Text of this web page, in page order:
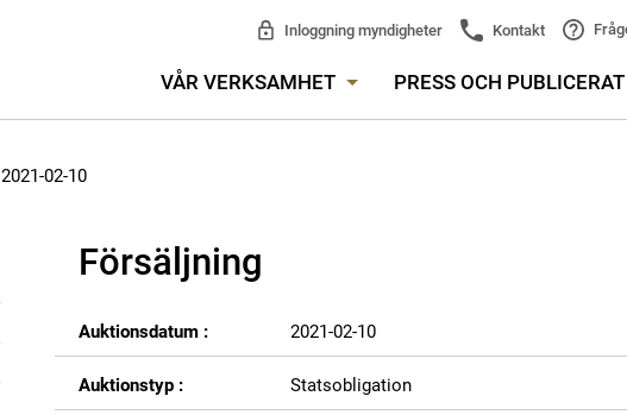
Inloggning myndigheter Kontakt
VÅR VERKSAMHET PRESS OCH PUBLICERAT
2021-02-10
Försäljning
Auktionsdatum : 2021-02-10
Auktionstyp : Statsobligation